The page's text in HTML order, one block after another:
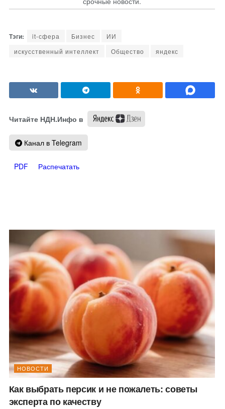
it-сфера Бизнес
ИИ
искусственный интеллект
Общество яндекс
Читайте НДН.Инфо в
Канал в Telegram
PDF Распечатать
НОВОСТИ
Как выбрать персик и не пожалеть: советы
эксперта по качеству